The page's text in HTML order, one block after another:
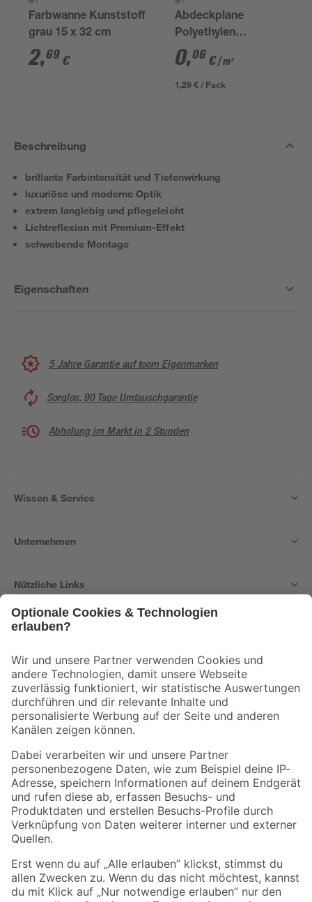
Farbwanne Kunststoff
grau 15 x 32 cm
2,69 €
Abdeckplane
Polyethylen
transparent 4 x 5 m
0,06 €/ m²
1,29 € / Pack
Beschreibung
brillante Farbintensität und Tiefenwirkung
luxuriöse und moderne Optik
extrem langlebig und pflegeleicht
Lichtreflexion mit Premium-Effekt
schwebende Montage
Eigenschaften
5 Jahre Garantie auf toom Eigenmarken
Sorglos, 90 Tage Umtauschgarantie
Abholung im Markt in 2 Stunden
Wissen & Service
Unternehmen
Nützliche Links
Der toom Newsletter: Keine Angebote und Aktionen mehr verpassen!
Zur Newsletter Anmeldung
Folge uns
Zahlungsarten Versandarten
Sicher einkaufen
Jetzt die toom-App herunterladen